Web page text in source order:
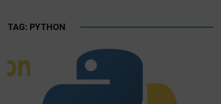
TAG: PYTHON